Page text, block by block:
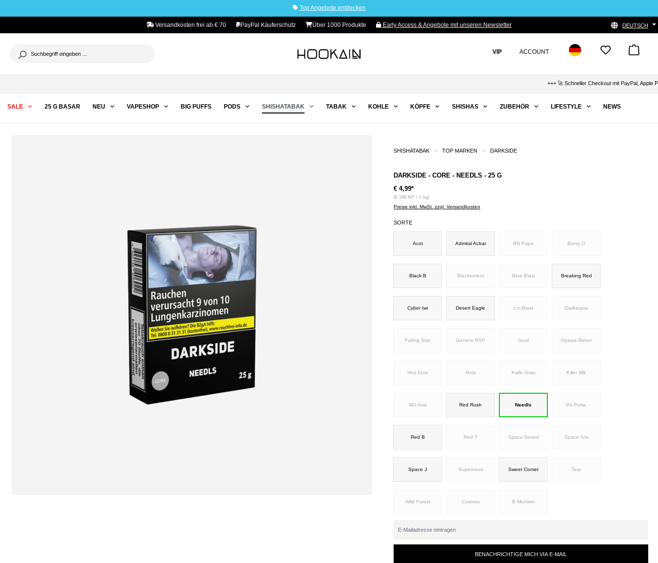
Top Angebote entdecken
Versandkosten frei ab € 70 PayPal Käuferschutz Über 1000 Produkte Early Access & Angebote mit unseren Newsletter DEUTSCH
VIP ACCOUNT
+++ 🚀 Schneller Checkout mit PayPal, Apple Pay &
SALE 25 G BASAR NEU VAPESHOP BIG PUFFS PODS SHISHATABAK TABAK KOHLE KÖPFE SHISHAS ZUBEHÖR LIFESTYLE NEWS
SHISHATABAK TOP MARKEN DARKSIDE
DARKSIDE - CORE - NEEDLS - 25 G
€ 4,99*
(€ 199,60* / 1 kg)
Preise inkl. MwSt. zzgl. Versandkosten
SORTE
Acot Admiral Acbar BN Papa Barvy O
Black B Blacktorrent Blue Blast Breaking Red
Cyber Iwi Desert Eagle Lm Blast Darksupra
Falling Star Generis RSP Goal Gyawa Rebel
Hny Dust Hola Kalle Grap Killer Mlk
MG Assi Red Rush Needls Pn Pulse
Red B Red T Space Desert Space Ichi
Space J Supernova Sweet Comet Tear
Wild Forest Cosmos B Monster
BENACHRICHTIGE MICH VIA E-MAIL